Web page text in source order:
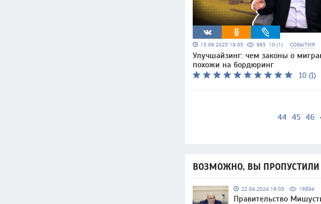
15.09.2025 19:05 965 10 (1) СОБЫТИЯ
Улучшайзинг: чем законы о
похожи на бордюринг
10 (1)
44 45 46
ВОЗМОЖНО, ВЫ ПРОПУСТИЛИ
22.04.2024 19:05 16894
Правительство